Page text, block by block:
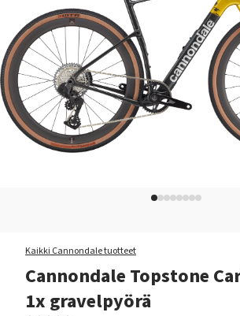
Kaikki Cannondale tuotteet
Cannondale Topstone
1x gravelpyörä